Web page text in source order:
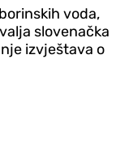
voda,
slovenačka
izvještava o